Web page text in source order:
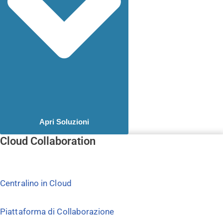
Apri Soluzioni
Cloud Collaboration
Centralino in Cloud
Piattaforma di Collaborazione